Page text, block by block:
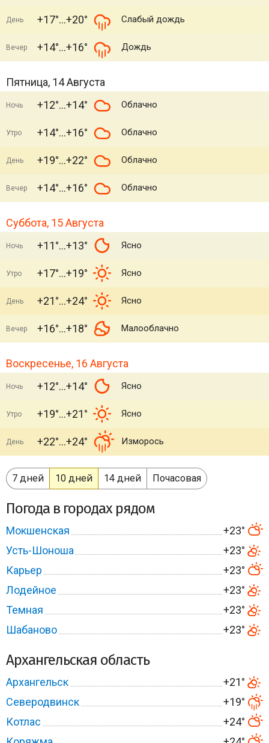
День +17° +20° Слабый дождь
Вечер +14° +16° Дождь
Пятница, 14 Августа
Ночь +12° +14° Облачно
Утро +14° +16° Облачно
День +19° +22° Облачно
Вечер +14° +16° Облачно
Суббота, 15 Августа
Ночь +11° +13° Ясно
Утро +17° +19° Ясно
День +21° +24° Ясно
Вечер +16° +18° Малооблачно
Воскресенье, 16 Августа
Ночь +12° +14° Ясно
Утро +19° +21° Ясно
День +22° +24° Изморось
7 дней 10 дней 14 дней Почасовая
Погода в городах рядом
Мокшенская
+23°
Усть-Шоноша
+23°
Карьер
+23°
Лодейное
+23°
Темная
+23°
Шабаново
+23°
Архангельская область
Архангельск
+21°
Северодвинск
+19°
Котлас
+24°